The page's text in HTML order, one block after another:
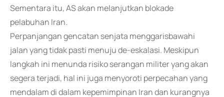
Sementara itu, AS akan melanjutkan blokade
pelabuhan Iran.
Perpanjangan gencatan senjata menggarisbawahi
jalan yang tidak pasti menuju de-eskalasi. Meskipun
langkah ini menunda risiko serangan militer yang akan
segera terjadi, hal ini juga menyoroti perpecahan yang
mendalam di dalam kepemimpinan Iran dan kurangnya